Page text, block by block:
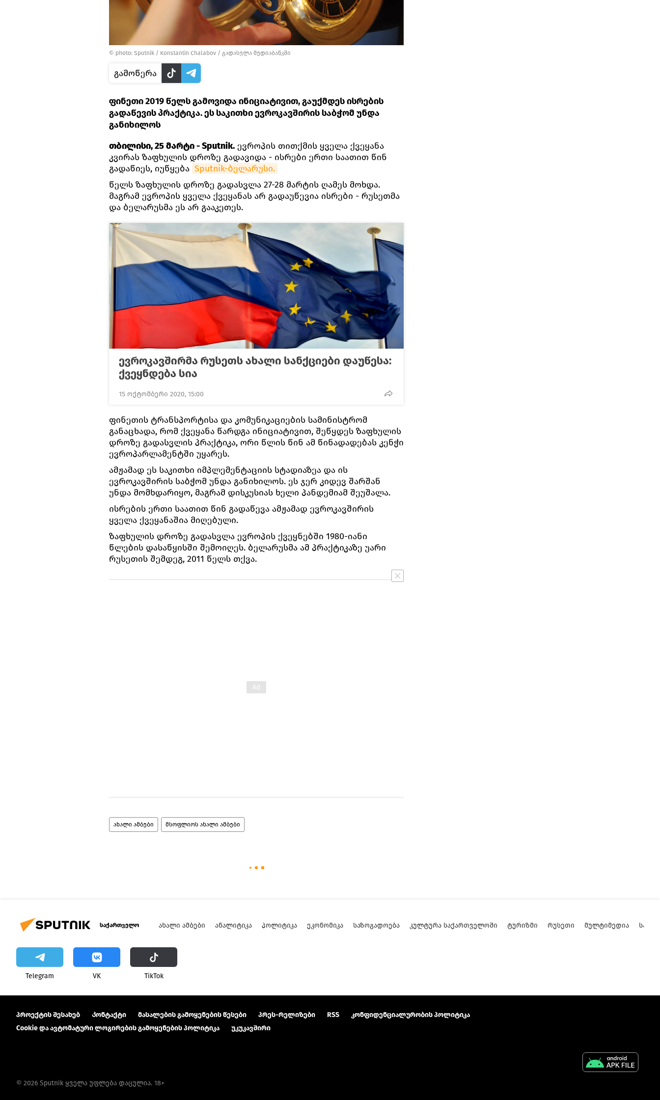
© photo: Sputnik / Konstantin Chalabov / გადასვლა მედიაბანკში
გამოწერა
ფინეთი 2019 წელს გამოვიდა ინიციატივით, გაუქმდეს ისრების
გადაწევის პრაქტიკა. ეს საკითხი ევროკავშირის საბჭომ უნდა
განიხილოს
თბილისი, 25 მარტი - Sputnik. ევროპის თითქმის ყველა ქვეყანა
კვირას ზაფხულის დროზე გადავიდა - ისრები ერთი საათით წინ
გადაწიეს, იუწყება Sputnik-ბელარუსი.
წელს ზაფხულის დროზე გადასვლა 27-28 მარტის ღამეს მოხდა.
მაგრამ ევროპის ყველა ქვეყანას არ გადაუწევია ისრები - რუსეთმა
და ბელარუსმა ეს არ გააკეთეს.
ევროკავშირმა რუსეთს ახალი სანქციები დაუწესა:
ქვეყნდება სია
15 ოქტომბერი 2020, 15:00
ფინეთის ტრანსპორტისა და კომუნიკაციების სამინისტრომ
განაცხადა, რომ ქვეყანა წარდგა ინიციატივით, შეწყდეს ზაფხულის
დროზე გადასვლის პრაქტიკა, ორი წლის წინ ამ წინადადებას კენჭი
ევროპარლამენტში უყარეს.
ამჟამად ეს საკითხი იმპლემენტაციის სტადიაზეა და ის
ევროკავშირის საბჭომ უნდა განიხილოს. ეს ჯერ კიდევ შარშან
უნდა მომხდარიყო, მაგრამ დისკუსიას ხელი პანდემიამ შეუშალა.
ისრების ერთი საათით წინ გადაწევა ამჟამად ევროკავშირის
ყველა ქვეყანაშია მიღებული.
ზაფხულის დროზე გადასვლა ევროპის ქვეყნებში 1980-იანი
წლების დასაწყისში შემოიღეს. ბელარუსმა ამ პრაქტიკაზე უარი
რუსეთის შემდეგ, 2011 წელს თქვა.
ახალი ამბები მსოფლიოს ახალი ამბები
საქართველო ᲐᲮᲐᲚᲘ ᲐᲛᲑᲔᲑᲘ ᲐᲜᲐᲚᲘᲢᲘᲙᲐ ᲞᲝᲚᲘᲢᲘᲙᲐ ᲔᲙᲝᲜᲝᲛᲘᲙᲐ ᲡᲐᲖᲝᲒᲐᲓᲝᲔᲑᲐ ᲙᲣᲚᲢᲣᲠᲐ ᲡᲐᲥᲐᲠᲗᲕᲔᲚᲝᲨᲘ ᲢᲣᲠᲘᲖᲛᲘ ᲠᲣᲡᲔᲗᲘ ᲛᲣᲚᲢᲘᲛᲔᲓᲘᲐ
Telegram VK ТikТоk
პროექტის შესახებ Კონტაქტი მასალების გამოყენების წესები პრეს-რელიზები RSS
კონფიდენციალურობის პოლიტიკა
Cookie და ავტომატური ლოგირების გამოყენების პოლიტიკა
უკუკავშირი
© 2026 Sputnik ყველა უფლება დაცულია. 18+